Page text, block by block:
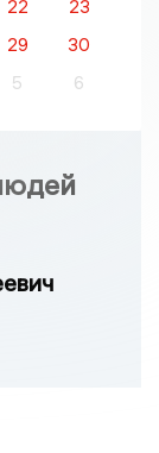
22
23
29
30
5 6